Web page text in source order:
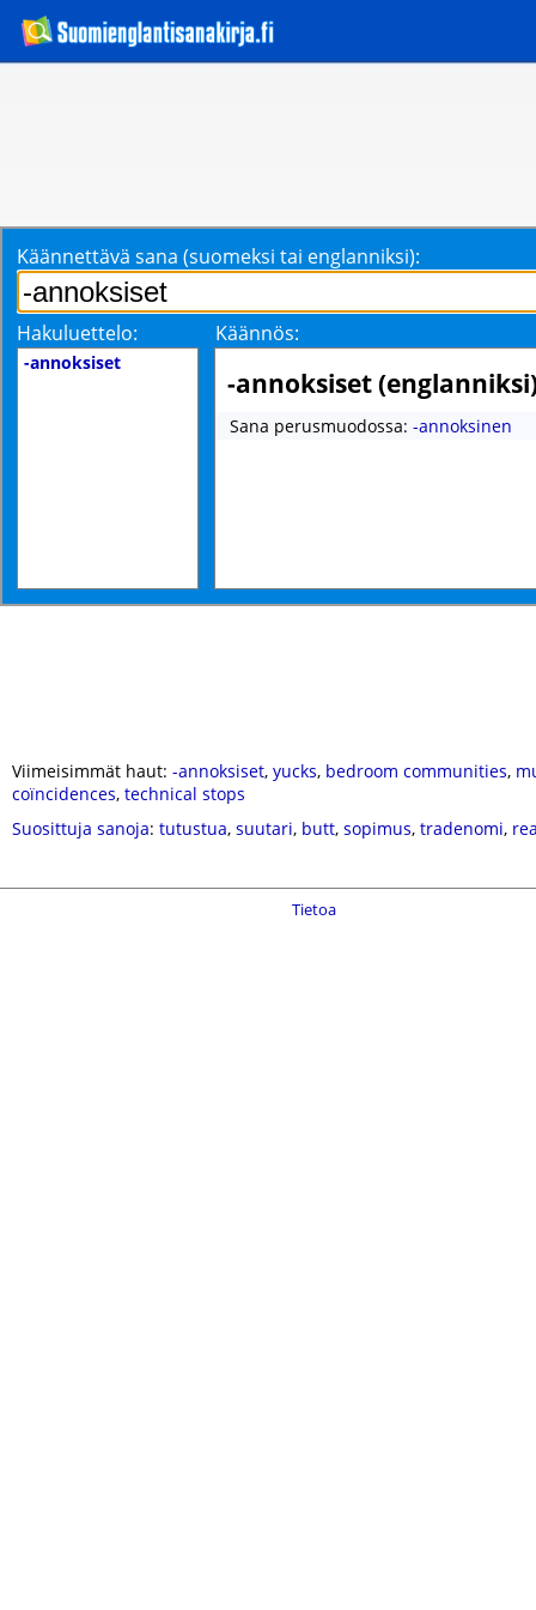
Käännettävä sana (suomeksi tai englanniksi):
Hakuluettelo: Käännös:
-annoksiset
-annoksiset
Sana perusmuodossa: -annoksinen
Viimeisimmät haut: -annoksiset, yucks, bedroom communities,
coïncidences, technical stops
Suosittuja sanoja: tutustua, suutari, butt, sopimus, tradenomi,
Tietoa